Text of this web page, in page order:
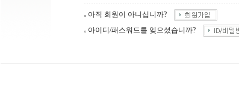
아직 회원이 아니십니까?
아이디/패스워드를 잊으셨습니까?